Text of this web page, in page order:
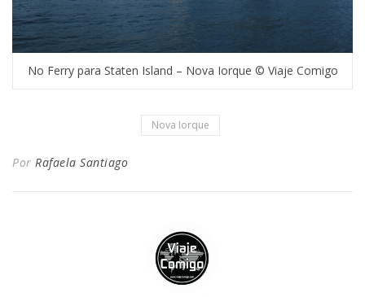
No Ferry para Staten Island – Nova Iorque © Viaje Comigo
Nova Iorque
Por Rafaela Santiago